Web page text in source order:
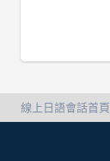
線上日語會話首頁